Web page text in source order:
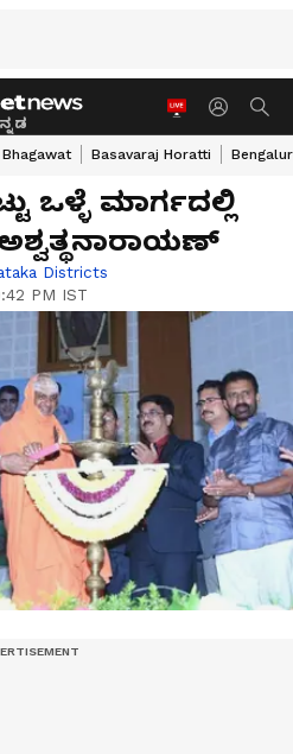
Basavaraj Horatti
ಒಳ್ಳೆ ಮಾರ್ಗದಲ್ಲಿ
Districts
PM IST